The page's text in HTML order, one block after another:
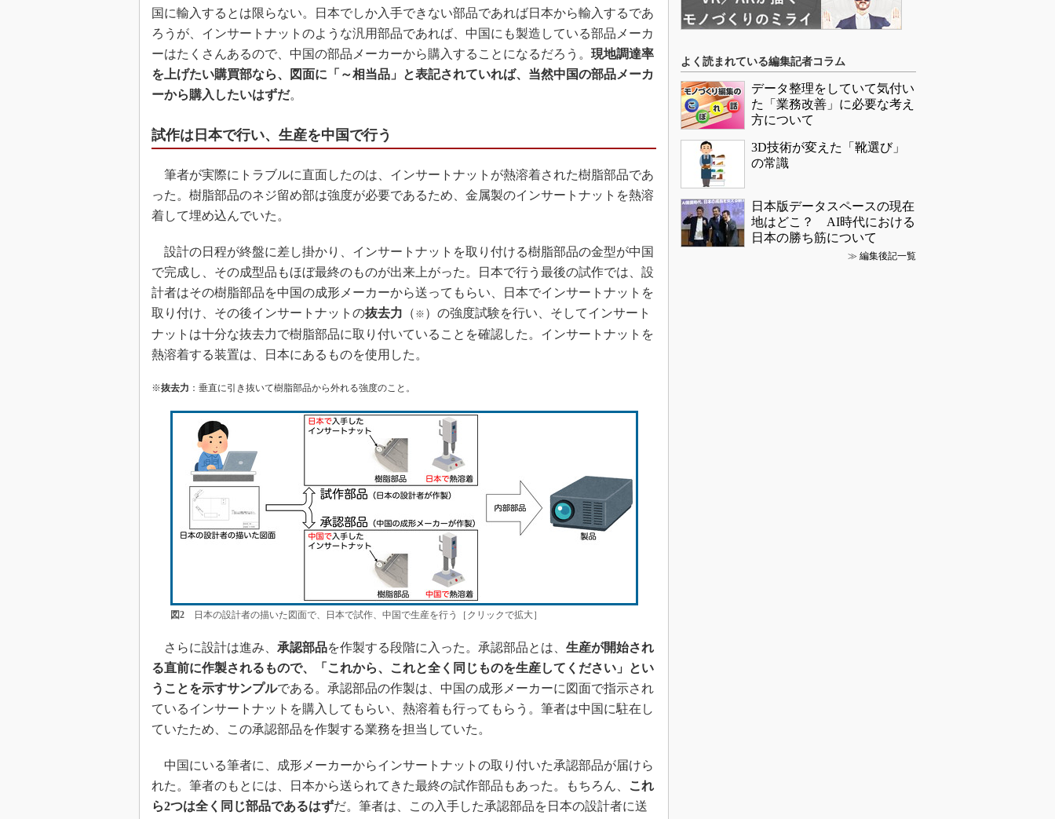
国に輸入するとは限らない。日本でしか入手できない部品であれば日本から輸入するであ
ろうが、インサートナットのような汎用部品であれば、中国にも製造している部品メーカ
ーはたくさんあるので、中国の部品メーカーから購入することになるだろう。 現地調達率
を上げたい購買部なら、図面に「～相当品」と表記されていれば、当然中国の部品メーカ
ーから購入したいはずだ。
試作は日本で行い、生産を中国で行う
筆者が実際にトラブルに直面したのは、インサートナットが熱溶着された樹脂部品であ
った。樹脂部品のネジ留め部は強度が必要であるため、金属製のインサートナットを熱溶
着して埋め込んでいた。
設計の日程が終盤に差し掛かり、インサートナットを取り付ける樹脂部品の金型が中国
で完成し、その成型品もほぼ最終のものが出来上がった。日本で行う最後の試作では、設
計者はその樹脂部品を中国の成形メーカーから送ってもらい、日本でインサートナットを
取り付け、その後インサートナットの抜去力 （ ※ ）の強度試験を行い、そしてインサート
ナットは十分な抜去力で樹脂部品に取り付いていることを確認した。インサートナットを
熱溶着する装置は、日本にあるものを使用した。
※抜去力 ：垂直に引き抜いて樹脂部品から外れる強度のこと。
図2日本の設計者の描いた図面で、日本で試作、中国で生産を行う［クリックで拡大］
さらに設計は進み、 承認部品を作製する段階に入った。承認部品とは、 生産が開始され
る直前に作製されるもので、「これから、これと全く同じものを生産してください」とい
うことを示すサンプルである。承認部品の作製は、中国の成形メーカーに図面で指示され
ているインサートナットを購入してもらい、熱溶着も行ってもらう。筆者は中国に駐在し
ていたため、この承認部品を作製する業務を担当していた。
中国にいる筆者に、成形メーカーからインサートナットの取り付いた承認部品が届けら
れた。筆者のもとには、日本から送られてきた最終の試作部品もあった。もちろん、
これ
ら2つは全く同じ部品であるはずだ。筆者は、この入手した承認部品を日本の設計者に送
よく読まれている編集記者コラム
データ整理をしていて気付い
た「業務改善」に必要な考え
方について
3D技術が変えた「靴選び」
の常識
日本版データスペースの現在
地はどこ？ AI時代における
日本の勝ち筋について
≫ 編集後記一覧